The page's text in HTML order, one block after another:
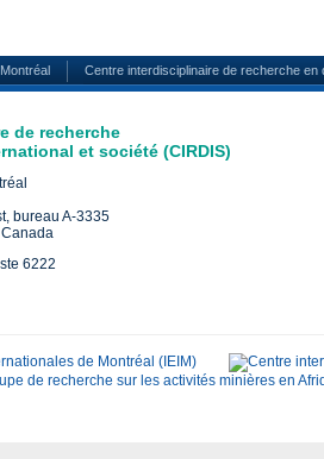
Centre interdisciplinaire de recherche
de recherche
et société (CIRDIS)
bureau A-3335
6222